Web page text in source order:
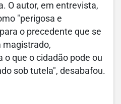
O autor, em entrevista,
"perigosa e
o precedente que se
magistrado,
que o cidadão pode ou
sob tutela", desabafou.